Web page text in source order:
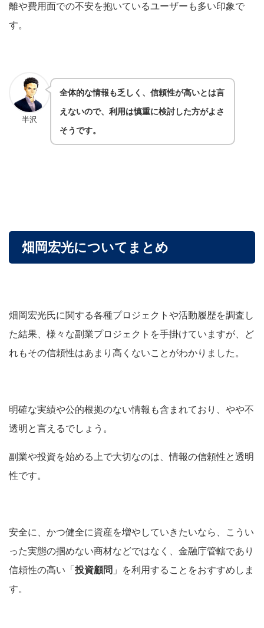
離や費用面での不安を抱いているユーザーも多い印象で
す。
半沢
全体的な情報も乏しく、信頼性が高いとは言
えないので、利用は慎重に検討した方がよさ
そうです。
畑岡宏光についてまとめ
畑岡宏光氏に関する各種プロジェクトや活動履歴を調査し
た結果、様々な副業プロジェクトを手掛けていますが、ど
れもその信頼性はあまり高くないことがわかりました。
明確な実績や公的根拠のない情報も含まれており、やや不
透明と言えるでしょう。
副業や投資を始める上で大切なのは、情報の信頼性と透明
性です。
安全に、かつ健全に資産を増やしていきたいなら、こうい
った実態の掴めない商材などではなく、金融庁管轄であり
信頼性の高い「投資顧問 」を利用することをおすすめしま
す。